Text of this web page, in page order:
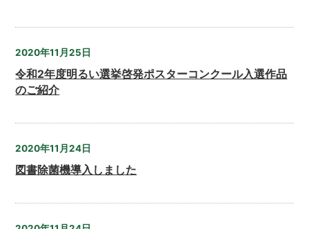
2020年11月25日
令和2年度明るい選挙啓発ポスターコンクール入選作品
のご紹介
2020年11月24日
図書除菌機導入しました